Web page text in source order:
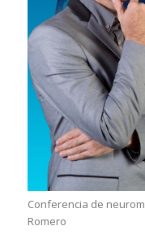
Conferencia de
Romero